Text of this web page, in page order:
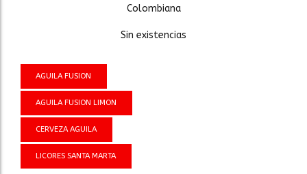
Colombiana
Sin existencias
AGUILA FUSION
AGUILA FUSION LIMON
CERVEZA AGUILA
LICORES SANTA MARTA